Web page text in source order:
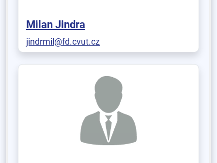
Milan Jindra
jindrmil@fd.cvut.cz